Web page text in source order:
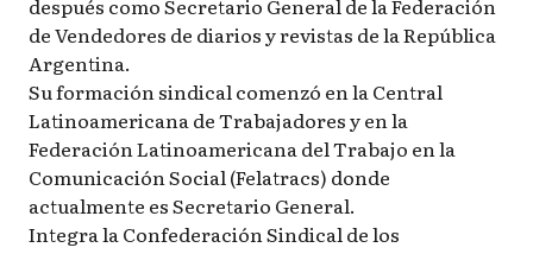
después como Secretario General de la Federación
de Vendedores de diarios y revistas de la República
Argentina.
Su formación sindical comenzó en la Central
Latinoamericana de Trabajadores y en la
Federación Latinoamericana del Trabajo en la
Comunicación Social (Felatracs) donde
actualmente es Secretario General.
Integra la Confederación Sindical de los